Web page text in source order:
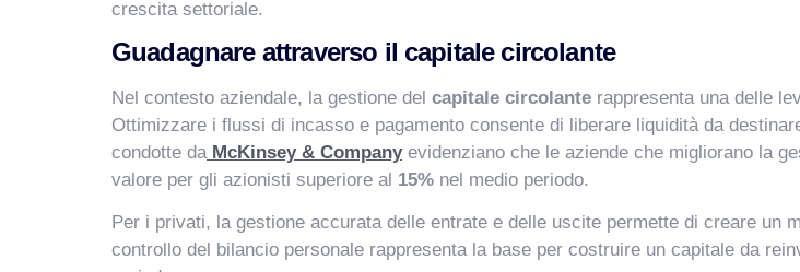
crescita settoriale.
Guadagnare attraverso il capitale circolante
Nel contesto aziendale, la gestione del capitale circolante rappresenta una delle
Ottimizzare i flussi di incasso e pagamento consente di liberare liquidità da
condotte da McKinsey & Companyevidenziano che le aziende che migliorano la
valore per gli azionisti superiore al 15% nel medio periodo.
Per i privati, la gestione accurata delle entrate e delle uscite permette di creare un
controllo del bilancio personale rappresenta la base per costruire un capitale da